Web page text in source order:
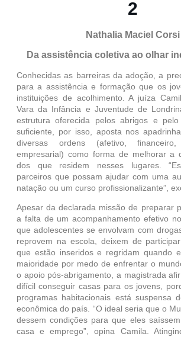
2
Nathalia Maciel Corsi
Da assistência coletiva ao olhar
Conhecidas as barreiras da adoção, a
para a assistência e formação que os
instituições de acolhimento. A juíza
Vara da Infância e Juventude de
estrutura oferecida pelos abrigos e
suficiente, por isso, aposta nos
diversas ordens (afetivo,
empresarial) como forma de melhorar a
dos que residem nesses lugares.
parceiros que possam ajudar com uma
natação ou um curso profissionalizante”,
Apesar da declarada missão de preparar
a falta de um acompanhamento efetivo
que adolescentes se envolvam com
reprovem na escola, deixem de
que estão inseridos e regridam quando
maioridade por medo de enfrentar o
o apoio pós-abrigamento, a magistrada
difícil conseguir casas para os jovens,
programas habitacionais está suspensa
econômica do país. “O ideal seria que o
dessem condições para que eles
casa e emprego”, opina Camila.